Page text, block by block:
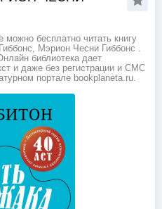
бесплатно читать книгу
Мэрион Чесни Гиббонс .
библиотека дает
и даже без регистрации и СМС
портале bookplaneta.ru.